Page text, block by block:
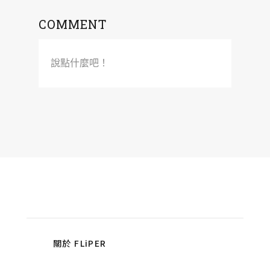
COMMENT
說點什麼吧！
關於 FLiPER